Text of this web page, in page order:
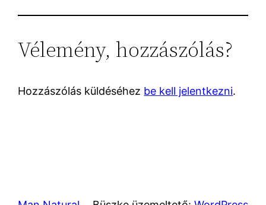
Vélemény, hozzászólás?
Hozzászólás küldéséhez be kell jelentkezni.